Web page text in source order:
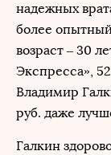
надежных
более
возраст – 30
Экспресса»,
Владимир
руб. даже
Галкин